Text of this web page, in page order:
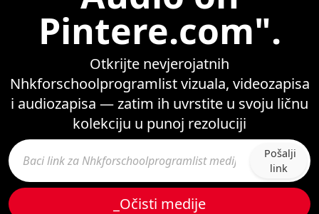
Pintere.com".
Otkrijte nevjerojatnih
Nhkforschoolprogramlist vizuala, videozapisa
i audiozapisa — zatim ih uvrstite u svoju ličnu
kolekciju u punoj rezoluciji
Pošalji
link
_Očisti medije